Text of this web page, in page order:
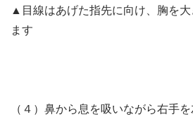
▲目線はあげた指先に向け、胸を
ます
（４）鼻から息を吸いながら右手